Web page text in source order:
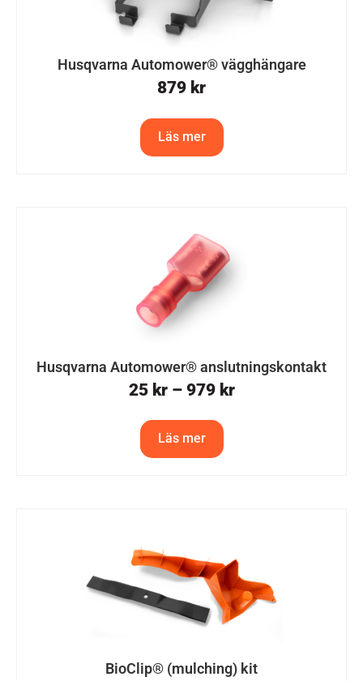
Husqvarna Automower® vägghängare
879 kr
Läs mer
Husqvarna Automower® anslutningskontakt
25 kr – 979 kr
Läs mer
BioClip® (mulching) kit